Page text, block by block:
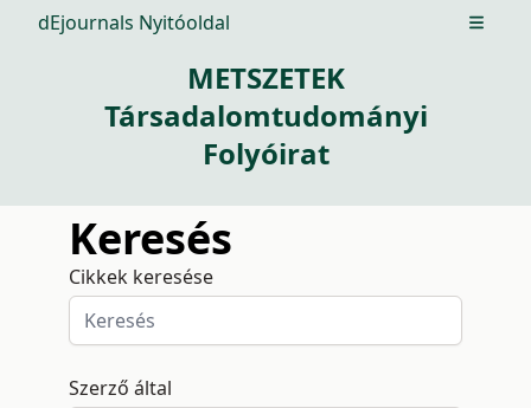
dEjournals Nyitóoldal Open
METSZETEK
Társadalomtudományi
Folyóirat
Keresés
Cikkek keresése
Szerző által